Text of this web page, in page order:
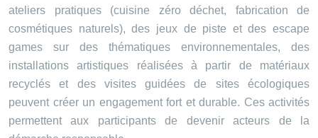
ateliers pratiques (cuisine zéro déchet, fabrication de
cosmétiques naturels), des jeux de piste et des escape
games sur des thématiques environnementales, des
installations artistiques réalisées à partir de matériaux
recyclés et des visites guidées de sites écologiques
peuvent créer un engagement fort et durable. Ces activités
permettent aux participants de devenir acteurs de la